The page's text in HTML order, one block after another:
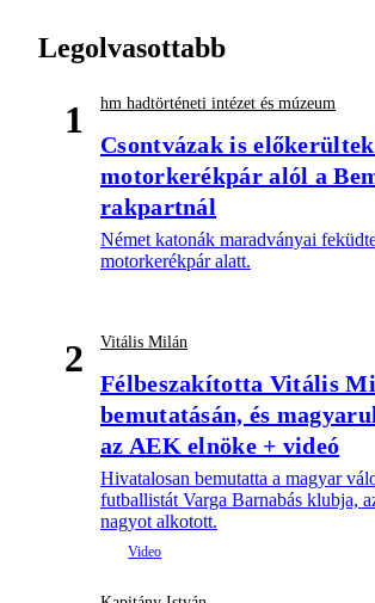
Legolvasottabb
1 hm hadtörténeti intézet és múzeum
Csontvázak is
motorkerékpár alól a
rakpartnál
Német katonák maradványai
motorkerékpár alatt.
2 Vitális Milán
Félbeszakította Vitális
bemutatásán, és
az AEK elnöke + videó
Hivatalosan bemutatta a magyar
futballistát Varga Barnabás klubja,
nagyot alkotott.